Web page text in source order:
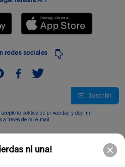
ni una!
redes sociales
Suscribir
la politica de privacidad y doy mi
a traves de mi e-mail